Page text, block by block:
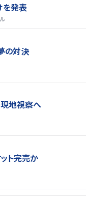
を発表
の対決
地視察へ
ト完売か